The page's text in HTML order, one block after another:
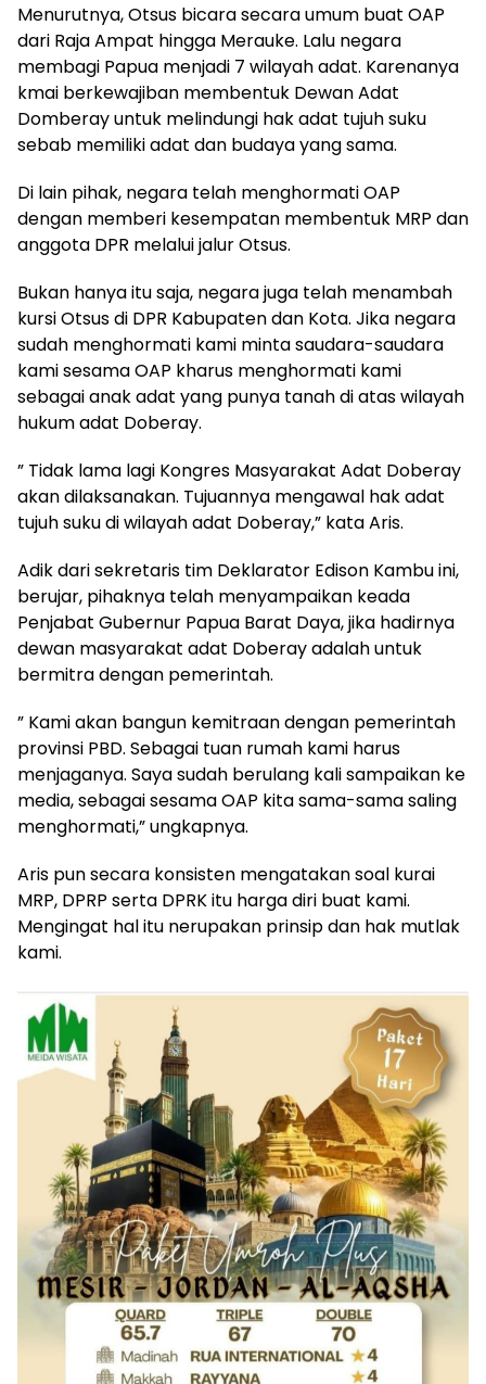
Menurutnya, Otsus bicara secara umum buat OAP
dari Raja Ampat hingga Merauke. Lalu negara
membagi Papua menjadi 7 wilayah adat. Karenanya
kmai berkewajiban membentuk Dewan Adat
Domberay untuk melindungi hak adat tujuh suku
sebab memiliki adat dan budaya yang sama.
Di lain pihak, negara telah menghormati OAP
dengan memberi kesempatan membentuk MRP dan
anggota DPR melalui jalur Otsus.
Bukan hanya itu saja, negara juga telah menambah
kursi Otsus di DPR Kabupaten dan Kota. Jika negara
sudah menghormati kami minta saudara-saudara
kami sesama OAP kharus menghormati kami
sebagai anak adat yang punya tanah di atas wilayah
hukum adat Doberay.
” Tidak lama lagi Kongres Masyarakat Adat Doberay
akan dilaksanakan. Tujuannya mengawal hak adat
tujuh suku di wilayah adat Doberay,” kata Aris.
Adik dari sekretaris tim Deklarator Edison Kambu ini,
berujar, pihaknya telah menyampaikan keada
Penjabat Gubernur Papua Barat Daya, jika hadirnya
dewan masyarakat adat Doberay adalah untuk
bermitra dengan pemerintah.
” Kami akan bangun kemitraan dengan pemerintah
provinsi PBD. Sebagai tuan rumah kami harus
menjaganya. Saya sudah berulang kali sampaikan ke
media, sebagai sesama OAP kita sama-sama saling
menghormati,” ungkapnya.
Aris pun secara konsisten mengatakan soal kurai
MRP, DPRP serta DPRK itu harga diri buat kami.
Mengingat hal itu nerupakan prinsip dan hak mutlak
kami.